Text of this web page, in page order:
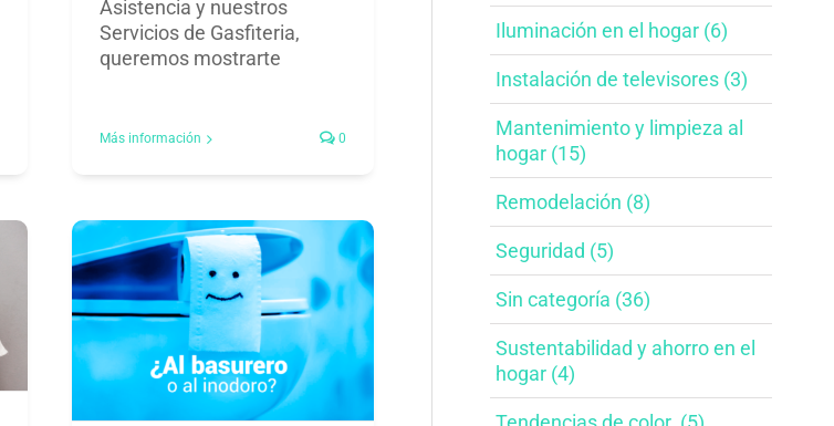
Asistencia y nuestros
Servicios de Gasfiteria,
queremos mostrarte
Más información 0
Iluminación en el hogar​ (6)
Instalación de televisores​ (3)
Mantenimiento y limpieza al
hogar​ (15)
Remodelación​ (8)
Seguridad (5)
Sin categoría (36)
Sustentabilidad y ahorro en el
hogar​ (4)